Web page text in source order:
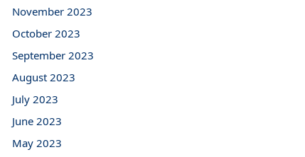
November 2023
October 2023
September 2023
August 2023
July 2023
June 2023
May 2023